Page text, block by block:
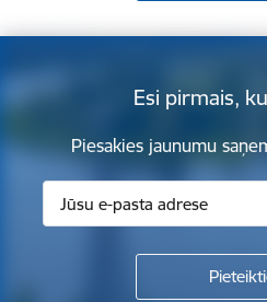
Esi pirmais,
Piesakies jaunumu